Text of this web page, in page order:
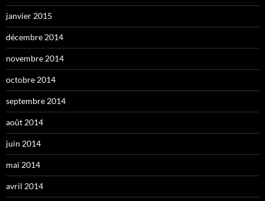
janvier 2015
décembre 2014
novembre 2014
octobre 2014
septembre 2014
août 2014
juin 2014
mai 2014
avril 2014